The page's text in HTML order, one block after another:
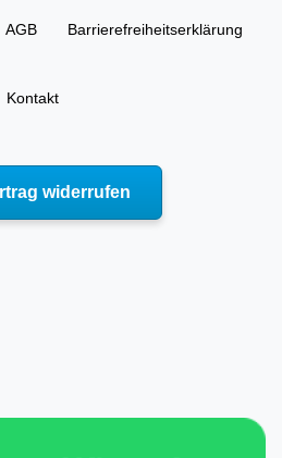
AGB Barrierefreiheitserklärung
Kontakt
widerrufen